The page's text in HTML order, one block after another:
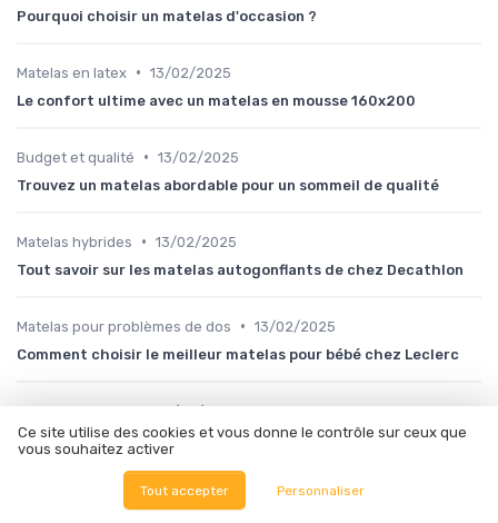
Pourquoi choisir un matelas d'occasion ?
Matelas en latex • 13/02/2025
Le confort ultime avec un matelas en mousse 160x200
Budget et qualité • 13/02/2025
Trouvez un matelas abordable pour un sommeil de qualité
Matelas hybrides • 13/02/2025
Tout savoir sur les matelas autogonflants de chez Decathlon
Matelas pour problèmes de dos • 13/02/2025
Comment choisir le meilleur matelas pour bébé chez Leclerc
Budget et qualité • 13/02/2025
Profitez des promotions sur les matelas chez Leclerc
13/02/2025
Ce site utilise des cookies et vous donne le contrôle sur ceux que
vous souhaitez activer
Tout accepter Personnaliser